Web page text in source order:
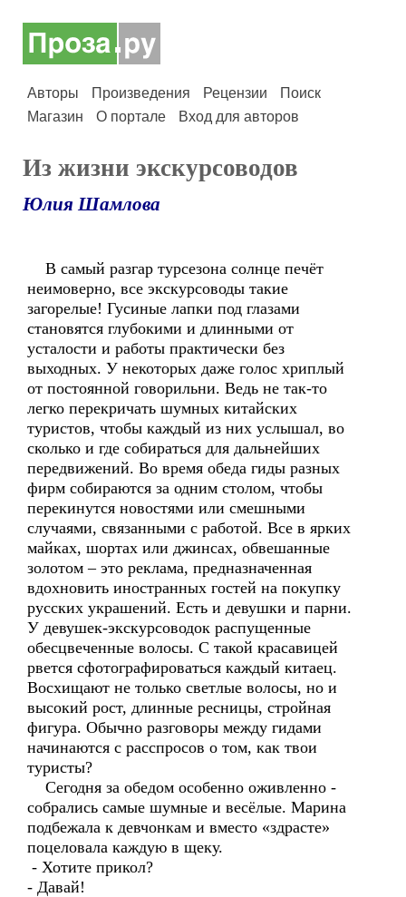
Авторы Произведения Рецензии
Поиск
Магазин
О портале Вход для авторов
Из жизни экскурсоводов
Юлия Шамлова
В самый разгар турсезона солнце печёт
неимоверно, все экскурсоводы такие
загорелые! Гусиные лапки под глазами
становятся глубокими и длинными от
усталости и работы практически без
выходных. У некоторых даже голос хриплый
от постоянной говорильни. Ведь не так-то
легко перекричать шумных китайских
туристов, чтобы каждый из них услышал, во
сколько и где собираться для дальнейших
передвижений. Во время обеда гиды разных
фирм собираются за одним столом, чтобы
перекинутся новостями или смешными
случаями, связанными с работой. Все в ярких
майках, шортах или джинсах, обвешанные
золотом – это реклама, предназначенная
вдохновить иностранных гостей на покупку
русских украшений. Есть и девушки и парни.
У девушек-экскурсоводок распущенные
обесцвеченные волосы. С такой красавицей
рвется сфотографироваться каждый китаец.
Восхищают не только светлые волосы, но и
высокий рост, длинные ресницы, стройная
фигура. Обычно разговоры между гидами
начинаются с расспросов о том, как твои
туристы?
Сегодня за обедом особенно оживленно -
собрались самые шумные и весёлые. Марина
подбежала к девчонкам и вместо «здрасте»
поцеловала каждую в щеку.
- Хотите прикол?
- Давай!